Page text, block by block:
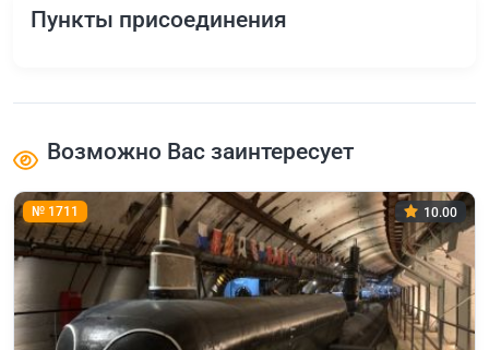
Пункты присоединения
Возможно Вас заинтересует
№ 1711 10.00